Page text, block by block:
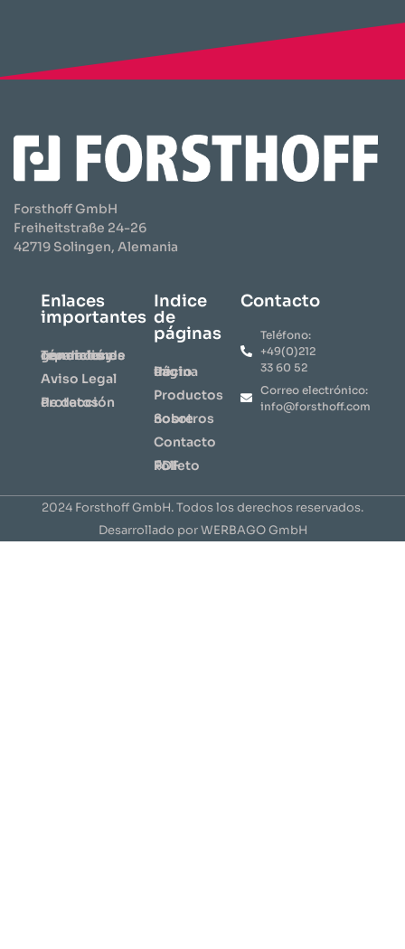
Forsthoff GmbH
Freiheitstraße 24-26
42719 Solingen, Alemania
Enlaces
importantes
Términos y condiciones generales de reparación
Aviso Legal
Protección de datos
Indice
de
páginas
Página de inicio
​Productos​
Sobre nosotros
Contacto
⇩ Folleto PDF
Contacto
Teléfono:
+49(0)212
33 60 52
Correo electrónico:
info@forsthoff.com
2024 Forsthoff GmbH. Todos los derechos reservados.
Desarrollado por WERBAGO GmbH